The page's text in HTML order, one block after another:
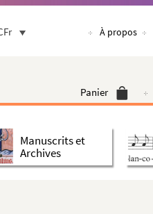
À propos
Panier
Manuscrits et
Archives